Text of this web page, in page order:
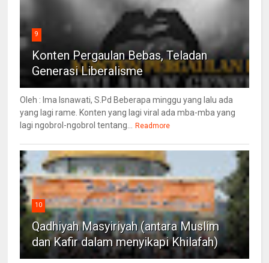
9
Konten Pergaulan Bebas, Teladan
Generasi Liberalisme
Oleh : Ima Isnawati, S.Pd Beberapa minggu yang lalu ada
yang lagi rame. Konten yang lagi viral ada mba-mba yang
lagi ngobrol-ngobrol tentang... Readmore
10
Qadhiyah Masyiriyah (antara Muslim
dan Kafir dalam menyikapi Khilafah)